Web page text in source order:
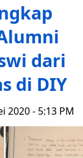
dari
di DIY
2020 - 5:13 PM